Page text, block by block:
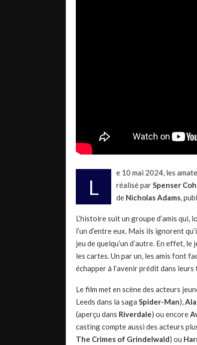
L
e 10 mai 2024, les
réalisé parSpenser
de Nicholas Adams,
L’histoire suit un groupe d’amis qui,
l’un d’entre eux. Mais ils ignorent
jeu de quelqu’un d’autre. En effet,
les cartes. Un par un, les amis font
échapper à l’avenir prédit dans
Le film met en scène des acteurs
Leeds dans la saga Spider-Man),
(aperçu dans Riverdale) ou encore
casting compte aussi des acteurs
The Crimes of Grindelwald) ou